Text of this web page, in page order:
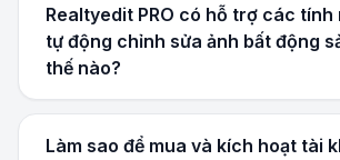
Realtyedit PRO có hỗ trợ các tính
tự động chỉnh sửa ảnh bất động
thế nào?
Làm sao để mua và kích hoạt tài